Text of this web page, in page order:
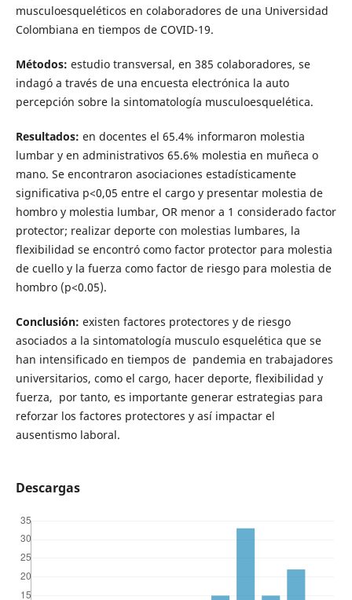
musculoesqueléticos en colaboradores de una Universidad
Colombiana en tiempos de COVID-19.
Métodos: estudio transversal, en 385 colaboradores, se
indagó a través de una encuesta electrónica la auto
percepción sobre la sintomatología musculoesquelética.
Resultados: en docentes el 65.4% informaron molestia
lumbar y en administrativos 65.6% molestia en muñeca o
mano. Se encontraron asociaciones estadísticamente
significativa p<0,05 entre el cargo y presentar molestia de
hombro y molestia lumbar, OR menor a 1 considerado factor
protector; realizar deporte con molestias lumbares, la
flexibilidad se encontró como factor protector para molestia
de cuello y la fuerza como factor de riesgo para molestia de
hombro (p<0.05).
Conclusión: existen factores protectores y de riesgo
asociados a la sintomatología musculo esquelética que se
han intensificado en tiempos de pandemia en trabajadores
universitarios, como el cargo, hacer deporte, flexibilidad y
fuerza, por tanto, es importante generar estrategias para
reforzar los factores protectores y así impactar el
ausentismo laboral.
Descargas